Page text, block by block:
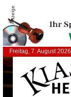
Anzeige
Freitag, 7. August 2026